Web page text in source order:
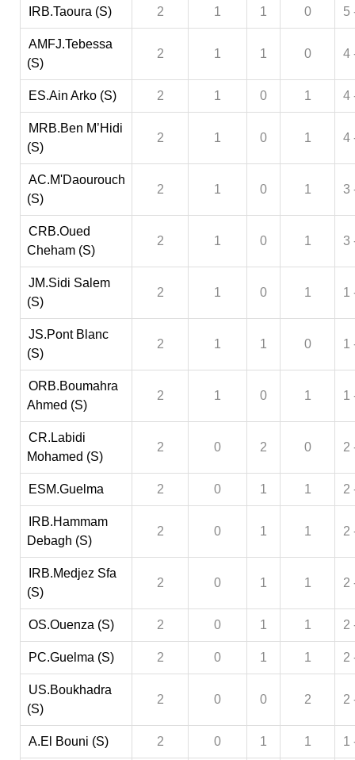
IRB.Taoura (S) 2 1 1 0 5
AMFJ.Tebessa
(S)
2 1 1 0 4
ES.Ain Arko (S) 2 1 0 1 4
MRB.Ben M’Hidi
(S)
2 1 0 1 4
AC.M'Daourouch
(S)
2 1 0 1 3
CRB.Oued
Cheham (S)
2 1 0 1 3
JM.Sidi Salem
(S)
2 1 0 1 1
JS.Pont Blanc
(S)
2 1 1 0 1
ORB.Boumahra
Ahmed (S)
2 1 0 1 1
CR.Labidi
Mohamed (S)
2 0 2 0 2
ESM.Guelma 2 0 1 1 2
IRB.Hammam
Debagh (S)
2 0 1 1 2
IRB.Medjez Sfa
(S)
2 0 1 1 2
OS.Ouenza (S) 2 0 1 1 2
PC.Guelma (S) 2 0 1 1 2
US.Boukhadra
(S)
2 0 0 2 2
A.El Bouni (S) 2 0 1 1 1